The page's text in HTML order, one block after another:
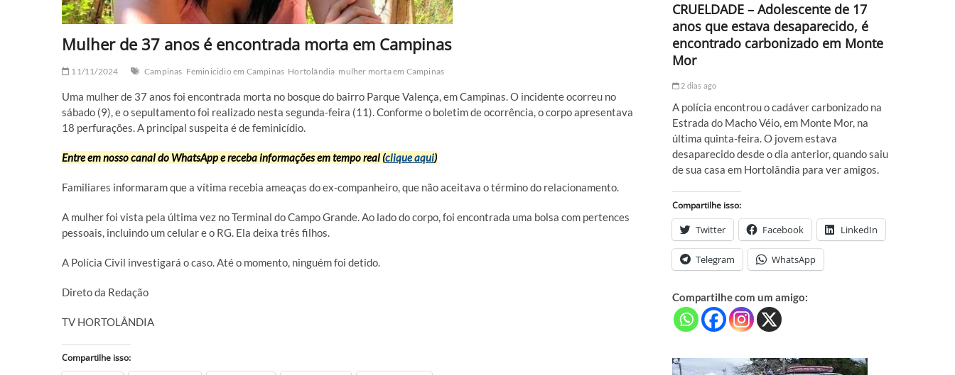
Mulher de 37 anos é encontrada morta em Campinas
11/11/2024 Campinas Feminicidio em Campinas Hortolândia mulher morta em Campinas
Uma mulher de 37 anos foi encontrada morta no bosque do bairro Parque Valença, em Campinas. O incidente ocorreu no
sábado (9), e o sepultamento foi realizado nesta segunda-feira (11). Conforme o boletim de ocorrência, o corpo apresentava
18 perfurações. A principal suspeita é de feminicídio.
Entre em nosso canal do WhatsApp e receba informações em tempo real (clique aqui)
Familiares informaram que a vítima recebia ameaças do ex-companheiro, que não aceitava o término do relacionamento.
A mulher foi vista pela última vez no Terminal do Campo Grande. Ao lado do corpo, foi encontrada uma bolsa com pertences
pessoais, incluindo um celular e o RG. Ela deixa três filhos.
A Polícia Civil investigará o caso. Até o momento, ninguém foi detido.
Direto da Redação
TV HORTOLÂNDIA
Compartilhe isso:
CRUELDADE – Adolescente de 17
anos que estava desaparecido, é
encontrado carbonizado em Monte
Mor
2 dias ago
A polícia encontrou o cadáver carbonizado na
Estrada do Macho Véio, em Monte Mor, na
última quinta-feira. O jovem estava
desaparecido desde o dia anterior, quando saiu
de sua casa em Hortolândia para ver amigos.
Compartilhe isso:
Twitter Facebook LinkedIn
Telegram WhatsApp
Compartilhe com um amigo: